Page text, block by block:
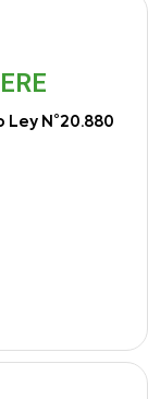
N°20.880